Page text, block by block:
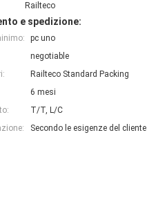
Railteco
e spedizione:
pc uno
negotiable
Railteco Standard Packing
6 mesi
T/T, L/C
Secondo le esigenze del cliente